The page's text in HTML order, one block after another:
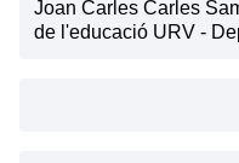
Joan Carles Carles
de l'educació URV -